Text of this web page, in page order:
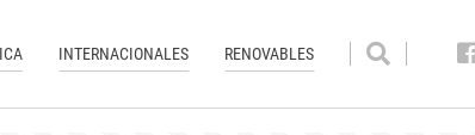
INTERNACIONALES RENOVABLES